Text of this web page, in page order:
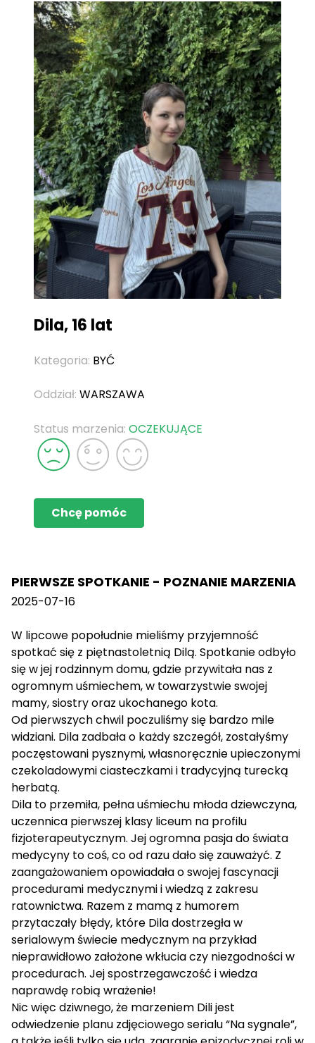
Dila, 16 lat
Kategoria: BYĆ
Oddział: WARSZAWA
Status marzenia: OCZEKUJĄCE
Chcę pomóc
PIERWSZE SPOTKANIE - POZNANIE MARZENIA
2025-07-16
W lipcowe popołudnie mieliśmy przyjemność
spotkać się z piętnastoletnią Dilą. Spotkanie odbyło
się w jej rodzinnym domu, gdzie przywitała nas z
ogromnym uśmiechem, w towarzystwie swojej
mamy, siostry oraz ukochanego kota.
Od pierwszych chwil poczuliśmy się bardzo mile
widziani. Dila zadbała o każdy szczegół, zostałyśmy
poczęstowani pysznymi, własnoręcznie upieczonymi
czekoladowymi ciasteczkami i tradycyjną turecką
herbatą.
Dila to przemiła, pełna uśmiechu młoda dziewczyna,
uczennica pierwszej klasy liceum na profilu
fizjoterapeutycznym. Jej ogromna pasja do świata
medycyny to coś, co od razu dało się zauważyć. Z
zaangażowaniem opowiadała o swojej fascynacji
procedurami medycznymi i wiedzą z zakresu
ratownictwa. Razem z mamą z humorem
przytaczały błędy, które Dila dostrzegła w
serialowym świecie medycznym na przykład
nieprawidłowo założone wkłucia czy niezgodności w
procedurach. Jej spostrzegawczość i wiedza
naprawdę robią wrażenie!
Nic więc dziwnego, że marzeniem Dili jest
odwiedzenie planu zdjęciowego serialu “Na sygnale”,